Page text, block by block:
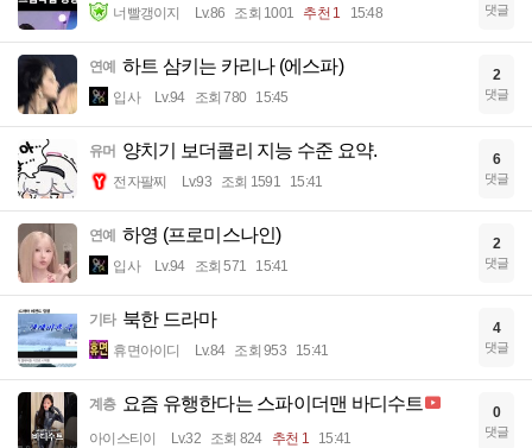
너빨갱이지 Lv.86 조회 1001 추천 1 15:48 댓글
연예 하트 삼키는 카리나 (에스파)
입사 Lv.94 조회 780 15:45
2
댓글
유머 양치기 보더콜리 지능 수준 요약.
전자팔찌 Lv.93 조회 1591 15:41
6
댓글
연예 하영 (프로미스나인)
입사 Lv.94 조회 571 15:41
2
댓글
기타 북한 드라마
휴면아이디 Lv.84 조회 953 15:41
4
댓글
계층 요즘 유행한다는 스파이더맨 바디수트
아이스티이 Lv.32 조회 824 추천 1 15:41
0
댓글